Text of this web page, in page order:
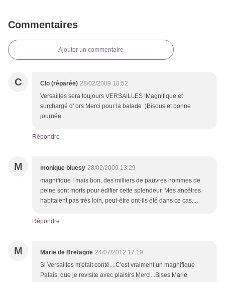
Commentaires
Ajouter un commentaire
C Clo (réparée) 28/02/2009 10:52
Versailles sera toujours VERSAİLLES !Magnifique et
surchargé d' ors.Merci pour la balade :)Bisous et bonne
journée
Répondre
M monique bluesy 28/02/2009 13:29
magnifique ! mais bon, des milliers de pauvres hommes de
peine sont morts pour édifier cette splendeur. Mes ancêtres
habitaient pas très loin, peut-être ont-ils été dans ce cas....
Répondre
M Marie de Bretagne 24/07/2012 17:19
Si Versailles m'était conté....C'est vraiment un magnifique
Palais, que je revisite avec plaisirs.Merci...Bises Marie